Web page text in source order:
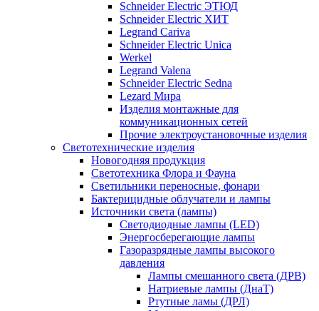
Schneider Electric ЭТЮД
Schneider Electric ХИТ
Legrand Cariva
Schneider Electric Unica
Werkel
Legrand Valena
Schneider Electric Sedna
Lezard Мира
Изделия монтажные для
коммуникационных сетей
Прочие электроустановочные изделия
Светотехнические изделия
Новогодняя продукция
Светотехника Флора и Фауна
Светильники переносные, фонари
Бактерицидные облучатели и лампы
Источники света (лампы)
Светодиодные лампы (LED)
Энергосберегающие лампы
Газоразрядные лампы высокого
давления
Лампы смешанного света (ДРВ)
Натриевые лампы (ДнаТ)
Ртутные ламы (ДРЛ)